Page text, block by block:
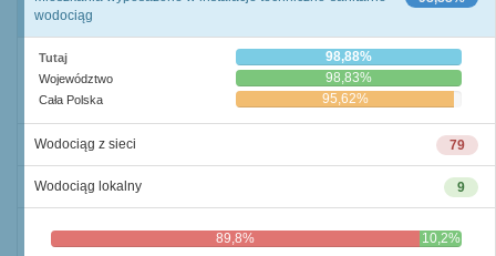
wodociąg
Tutaj 98,88%
Województwo 98,83%
Cała Polska 95,62%
79
Wodociąg z sieci
9
Wodociąg lokalny
89,8% 10,2%